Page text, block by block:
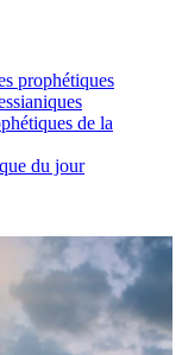
prophétiques
de la
du jour